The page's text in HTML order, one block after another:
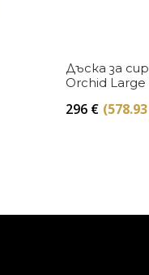
Дъска за
Orchid
296 €